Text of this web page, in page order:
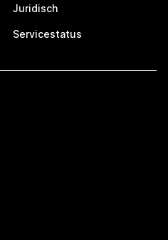
Juridisch
Servicestatus